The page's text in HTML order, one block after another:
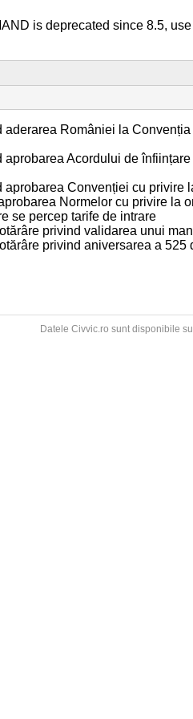
is deprecated since 8.5,
aderarea României la
aprobarea Acordului de
aprobarea Convenției cu privire
Normelor cu privire la
se percep tarife de intrare
privind validarea unui
privind aniversarea a
Datele Civvic.ro sunt disponibile